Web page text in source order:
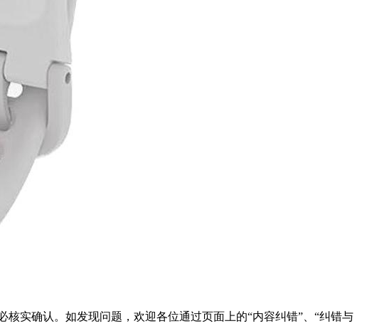
实确认。如发现问题，欢迎各位通过页面上的“内容纠错”、“纠错与